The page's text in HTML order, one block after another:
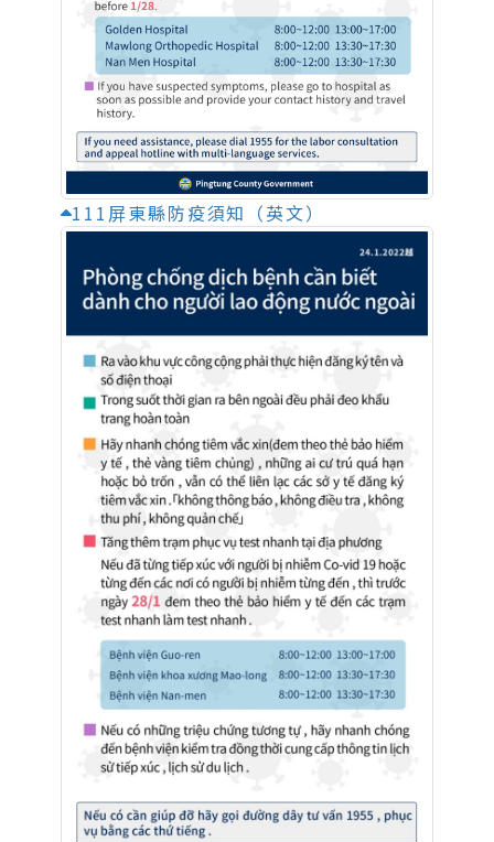
111屏東縣防疫須知（英文）